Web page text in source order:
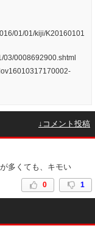
01/01/kiji/K20160101
03/0008692900.shtml
↓コメント投稿
多くても、キモい
0 1